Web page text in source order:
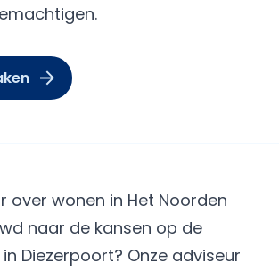
over wonen in Het Noorden
naar de kansen op de
Diezerpoort? Onze adviseur